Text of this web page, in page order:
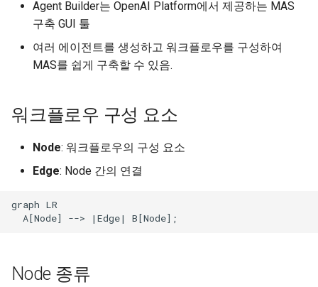
Agent Builder는 OpenAI Platform에서 제공하는 MAS
구축 GUI 툴
여러 에이전트를 생성하고 워크플로우를 구성하여
MAS를 쉽게 구축할 수 있음.
워크플로우 구성 요소
Node: 워크플로우의 구성 요소
Edge: Node 간의 연결
graph LR
  A[Node] --> |Edge| B[Node];
Node 종류